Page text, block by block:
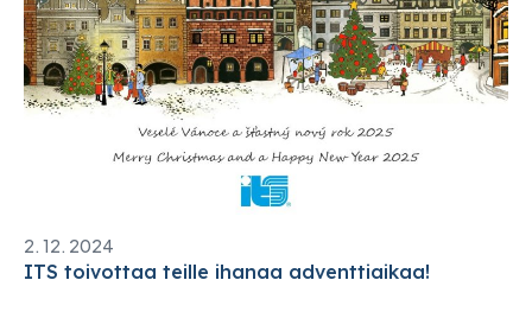
2. 12. 2024
ITS toivottaa teille ihanaa adventtiaikaa!